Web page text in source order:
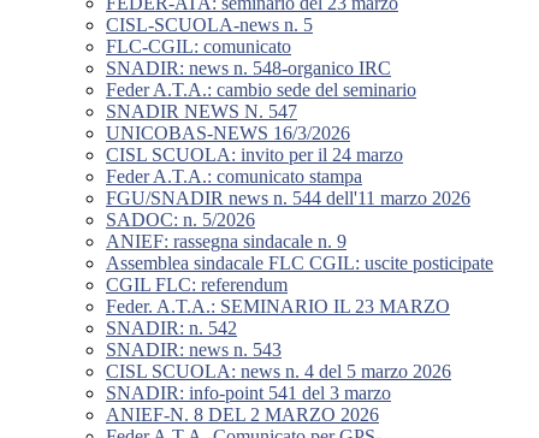
CISL-SCUOLA-news n. 5
FLC-CGIL: comunicato
SNADIR: news n. 548-organico IRC
Feder A.T.A.: cambio sede del seminario
SNADIR NEWS N. 547
UNICOBAS-NEWS 16/3/2026
CISL SCUOLA: invito per il 24 marzo
Feder A.T.A.: comunicato stampa
FGU/SNADIR news n. 544 dell'11 marzo 2026
SADOC: n. 5/2026
ANIEF: rassegna sindacale n. 9
Assemblea sindacale FLC CGIL: uscite posticipate
CGIL FLC: referendum
Feder. A.T.A.: SEMINARIO IL 23 MARZO
SNADIR: n. 542
SNADIR: news n. 543
CISL SCUOLA: news n. 4 del 5 marzo 2026
SNADIR: info-point 541 del 3 marzo
ANIEF-N. 8 DEL 2 MARZO 2026